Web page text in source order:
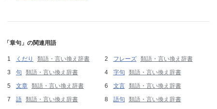
「章句」の関連用語
くだり 類語・言い換え辞書 フレーズ 類語・言い換え辞書
句
類語・言い換え辞書 字句
類語・言い換え辞書
文章 類語・言い換え辞書 文言 類語・言い換え辞書
語 類語・言い換え辞書 語句
類語・言い換え辞書